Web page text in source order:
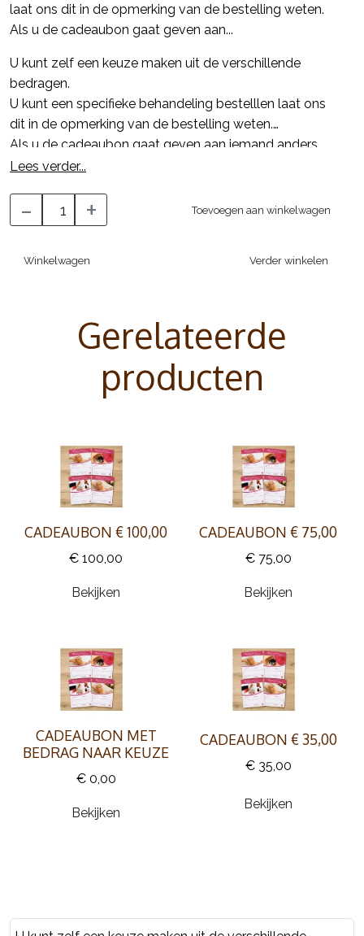
laat ons dit in de opmerking van de bestelling weten.
Als u de cadeaubon gaat geven aan...
U kunt zelf een keuze maken uit de verschillende
bedragen.
U kunt een specifieke behandeling bestelllen laat ons
dit in de opmerking van de bestelling weten.
Als u de cadeaubon gaat geven aan iemand anders
kunt u ook alleen voor een bedrag kiezen zodat de
cadeaubon gebruikt wordt.
Lees verder...
- + Toevoegen aan winkelwagen
Winkelwagen Verder winkelen
Gerelateerde
producten
CADEAUBON € 100,00
€ 100,00
Bekijken
CADEAUBON € 75,00
€ 75,00
Bekijken
CADEAUBON MET
BEDRAG NAAR KEUZE
€ 0,00
Bekijken
CADEAUBON € 35,00
€ 35,00
Bekijken